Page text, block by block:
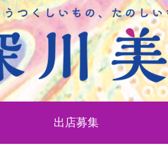
出店募集